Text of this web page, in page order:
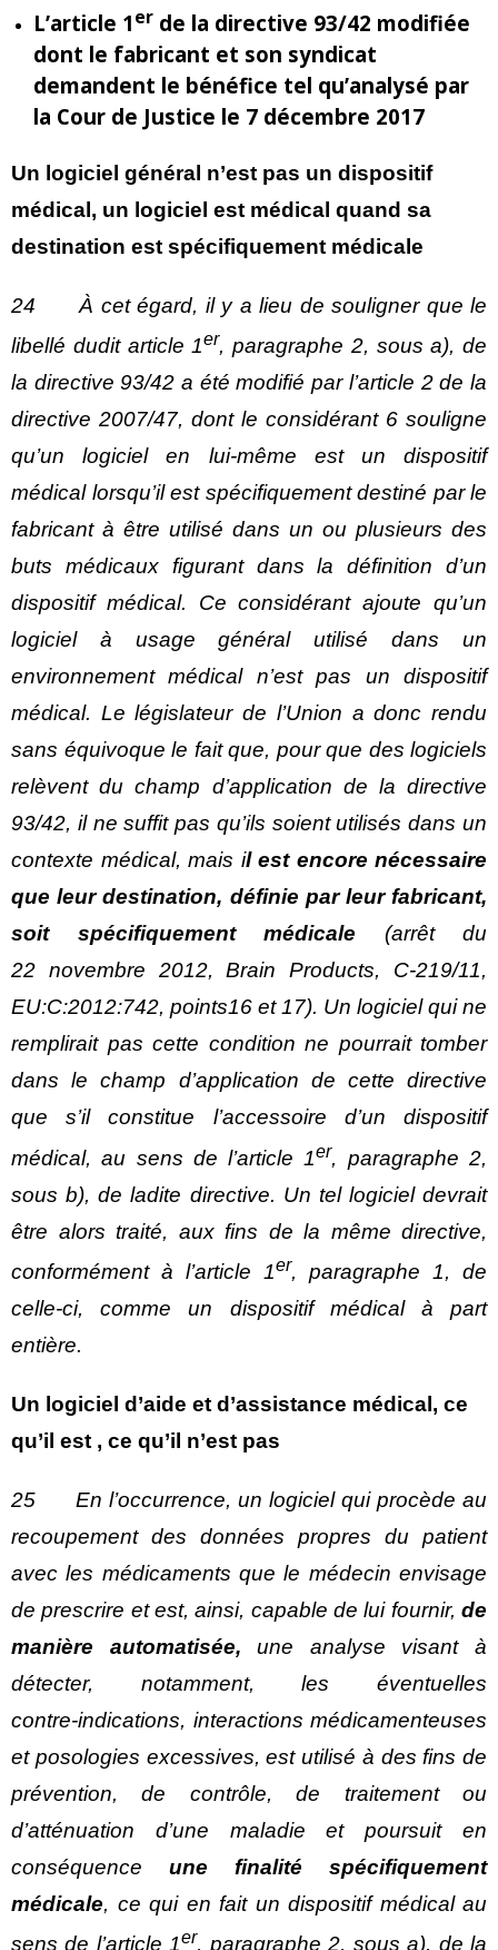
L’article 1er de la directive 93/42 modifiée
dont le fabricant et son syndicat
demandent le bénéfice tel qu’analysé par
la Cour de Justice le 7 décembre 2017
Un logiciel général n’est pas un dispositif
médical, un logiciel est médical quand sa
destination est spécifiquement médicale
24 À cet égard, il y a lieu de souligner que le
libellé dudit article 1er, paragraphe 2, sous a), de
la directive 93/42 a été modifié par l’article 2 de la
directive 2007/47, dont le considérant 6 souligne
qu’un logiciel en lui-même est un dispositif
médical lorsqu’il est spécifiquement destiné par le
fabricant à être utilisé dans un ou plusieurs des
buts médicaux figurant dans la définition d’un
dispositif médical. Ce considérant ajoute qu’un
logiciel à usage général utilisé dans un
environnement médical n’est pas un dispositif
médical. Le législateur de l’Union a donc rendu
sans équivoque le fait que, pour que des logiciels
relèvent du champ d’application de la directive
93/42, il ne suffit pas qu’ils soient utilisés dans un
contexte médical, mais il est encore nécessaire
que leur destination, définie par leur fabricant,
soit spécifiquement médicale (arrêt du
22 novembre 2012, Brain Products, C‑219/11,
EU:C:2012:742, points16 et 17). Un logiciel qui ne
remplirait pas cette condition ne pourrait tomber
dans le champ d’application de cette directive
que s’il constitue l’accessoire d’un dispositif
médical, au sens de l’article 1er, paragraphe 2,
sous b), de ladite directive. Un tel logiciel devrait
être alors traité, aux fins de la même directive,
conformément à l’article 1er, paragraphe 1, de
celle-ci, comme un dispositif médical à part
entière.
Un logiciel d’aide et d’assistance médical, ce
qu’il est , ce qu’il n’est pas
25 En l’occurrence, un logiciel qui procède au
recoupement des données propres du patient
avec les médicaments que le médecin envisage
de prescrire et est, ainsi, capable de lui fournir, de
manière automatisée, une analyse visant à
détecter, notamment, les éventuelles
contre‑indications, interactions médicamenteuses
et posologies excessives, est utilisé à des fins de
prévention, de contrôle, de traitement ou
d’atténuation d’une maladie et poursuit en
conséquence une finalité spécifiquement
médicale, ce qui en fait un dispositif médical au
sens de l’article 1er, paragraphe 2, sous a), de la